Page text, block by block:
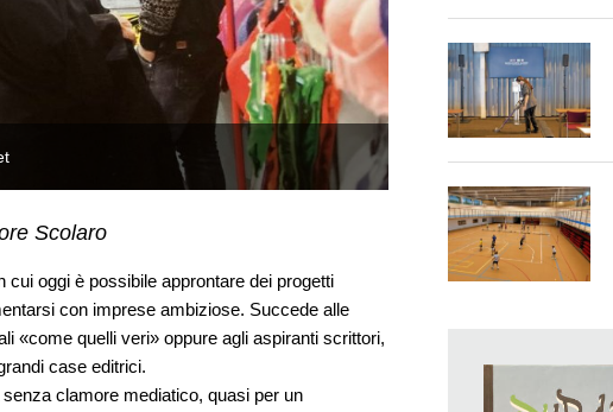
Scolaro
cui oggi è possibile approntare dei progetti
con imprese ambiziose. Succede alle
«come quelli veri» oppure agli aspiranti scrittori,
case editrici.
clamore mediatico, quasi per un